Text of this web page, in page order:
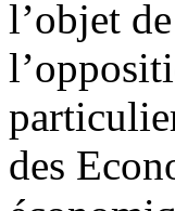
l’objet
des